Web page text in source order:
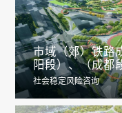
市域（郊）铁路
阳段）、（成都
社会稳定风险咨询